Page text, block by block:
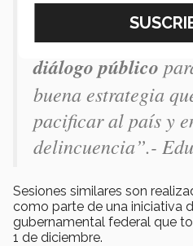
“El Tecnológico de
contribuyó de una
diálogo público
buena estrategia
pacificar al país y
delincuencia”.-
Sesiones similares son
como parte de una iniciativa
gubernamental federal que
1 de diciembre.